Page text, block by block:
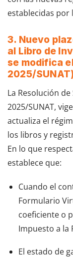
establecidas por
3. Nuevo
al Libro de
se modifica
2025/
La Resolución
2025/SUNAT,
actualiza el
los libros y
En lo que
establece que:
Cuando el
Formulario
coeficiente o
Impuesto a la
El estado de